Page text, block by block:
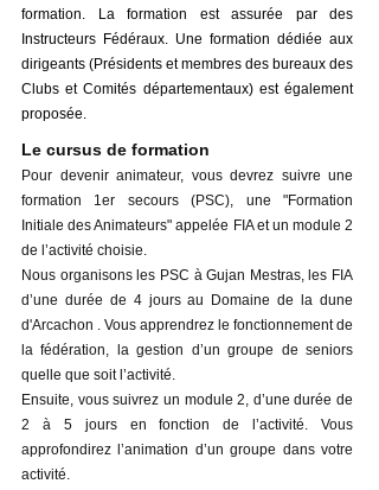
formation. La formation est assurée par des
Instructeurs Fédéraux. Une formation dédiée aux
dirigeants (Présidents et membres des bureaux des
Clubs et Comités départementaux) est également
proposée.
Le cursus de formation
Pour devenir animateur, vous devrez suivre une
formation 1er secours (PSC), une "Formation
Initiale des Animateurs" appelée FIA et un module 2
de l’activité choisie.
Nous organisons les PSC à Gujan Mestras, les FIA
d’une durée de 4 jours au Domaine de la dune
d'Arcachon . Vous apprendrez le fonctionnement de
la fédération, la gestion d’un groupe de seniors
quelle que soit l’activité.
Ensuite, vous suivrez un module 2, d’une durée de
2 à 5 jours en fonction de l’activité. Vous
approfondirez l’animation d’un groupe dans votre
activité.